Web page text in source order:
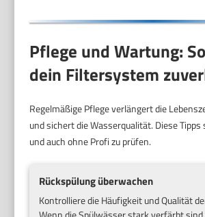
Pflege und Wartung:
dein Filtersystem
Regelmäßige Pflege verlängert die
und sichert die Wasserqualität. Diese Tipps
und auch ohne Profi zu prüfen.
Rückspülung überwachen
Kontrolliere die Häufigkeit und Qualität